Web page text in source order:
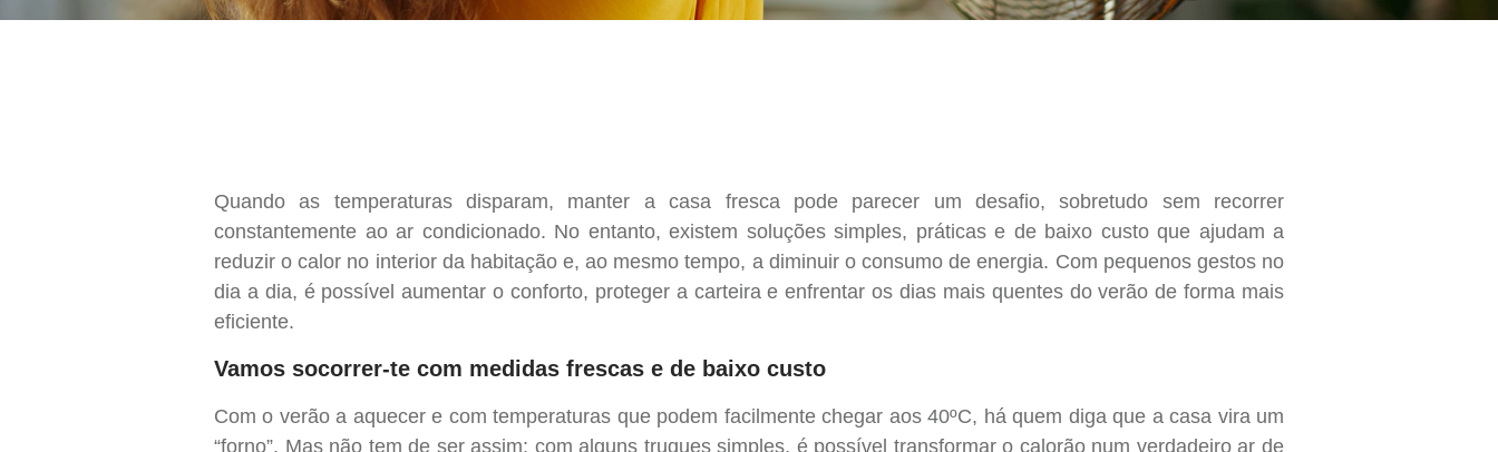
Quando as temperaturas disparam, manter a casa fresca pode parecer um desafio, sobretudo sem recorrer
constantemente ao ar condicionado. No entanto, existem soluções simples, práticas e de baixo custo que ajudam a
reduzir o calor no interior da habitação e, ao mesmo tempo, a diminuir o consumo de energia. Com pequenos gestos no
dia a dia, é possível aumentar o conforto, proteger a carteira e enfrentar os dias mais quentes do verão de forma mais
eficiente.
Vamos socorrer-te com medidas frescas e de baixo custo
Com o verão a aquecer e com temperaturas que podem facilmente chegar aos 40ºC, há quem diga que a casa vira um
“forno”. Mas não tem de ser assim: com alguns truques simples, é possível transformar o calorão num verdadeiro ar de